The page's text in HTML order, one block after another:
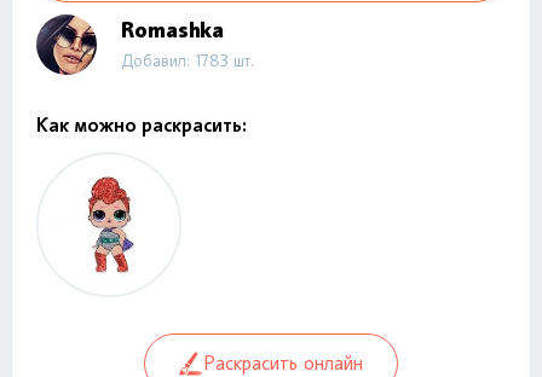
Romashka
Добавил: 1783 шт.
Как можно раскрасить:
Раскрасить онлайн